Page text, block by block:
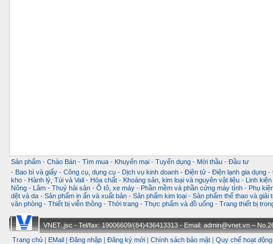
Sản phẩm - Chào Bán - Tìm mua - Khuyến mại - Tuyển dụng - Mời thầu - Đầu tư
- Bao bì và giấy - Công cụ, dụng cụ - Dịch vụ kinh doanh - Điện tử - Điện lạnh gia dụng -
kho - Hành lý, Túi và Vali - Hóa chất - Khoáng sản, kim loại và nguyên vật liệu -
Linh
Nông - Lâm - Thuỷ hải sản - Ô tô, xe máy - Phần mềm và phần cứng máy tính - Phụ
dệt và da - Sản phẩm in ấn và xuất bản - Sản phẩm kim loại - Sản phẩm thể thao và giải
văn phòng - Thiết bị viễn thông - Thời trang - Thực phẩm và đồ uống - Trang thiết bị
VNET.,jsc - Tel/fax: 19006609/(84)436413313 - Email: admin@vnet.vn –
Trang chủ
EMail Đăng nhập Đăng ký mới Chính sách bảo mật Quy chế hoạt động